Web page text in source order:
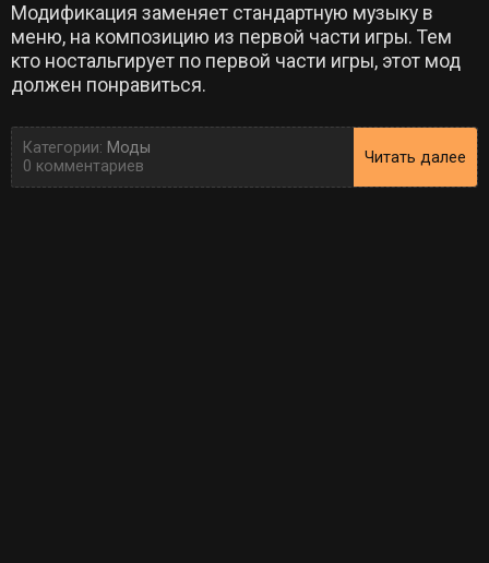
Модификация заменяет стандартную музыку в
меню, на композицию из первой части игры. Тем
кто ностальгирует по первой части игры, этот мод
должен понравиться.
Категории: Моды
0 комментариев
Читать далее